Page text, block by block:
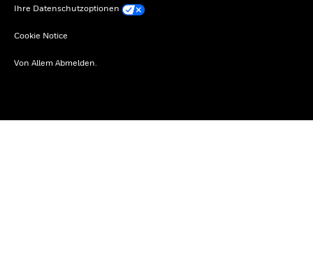
Ihre Datenschutzoptionen
Cookie Notice
Von Allem Abmelden.